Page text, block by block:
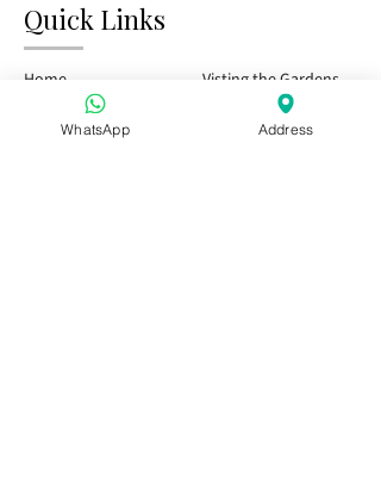
Quick Links
Home
Tasting Bar
Visting the Gardens
Public Events
WhatsApp Address